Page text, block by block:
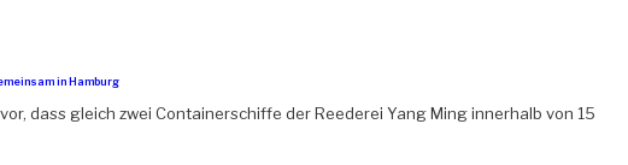
in Hamburg
dass gleich zwei Containerschiffe der Reederei Yang Ming innerhalb von 15